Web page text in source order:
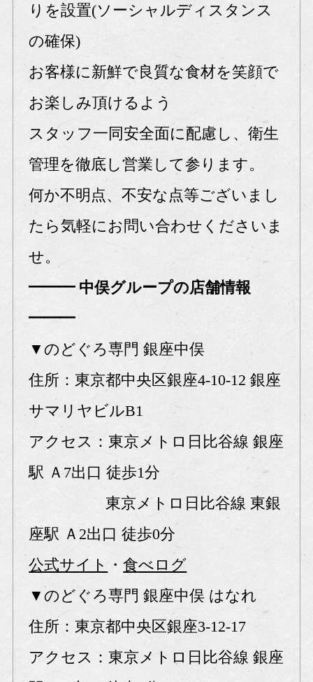
りを設置(ソーシャルディスタンス
の確保)
お客様に新鮮で良質な食材を笑顔で
お楽しみ頂けるよう
スタッフ一同安全面に配慮し、衛生
管理を徹底し営業して参ります。
何か不明点、不安な点等ございまし
たら気軽にお問い合わせくださいま
せ。
━━━ 中俣グループの店舗情報
━━━
▼のどぐろ専門 銀座中俣
住所：東京都中央区銀座4-10-12 銀座
サマリヤビルB1
アクセス：東京メトロ日比谷線 銀座
駅 Ａ7出口 徒歩1分
東京メトロ日比谷線 東銀
座駅 Ａ2出口 徒歩0分
公式サイト ・食べログ
▼のどぐろ専門 銀座中俣 はなれ
住所：東京都中央区銀座3-12-17
アクセス：東京メトロ日比谷線 銀座